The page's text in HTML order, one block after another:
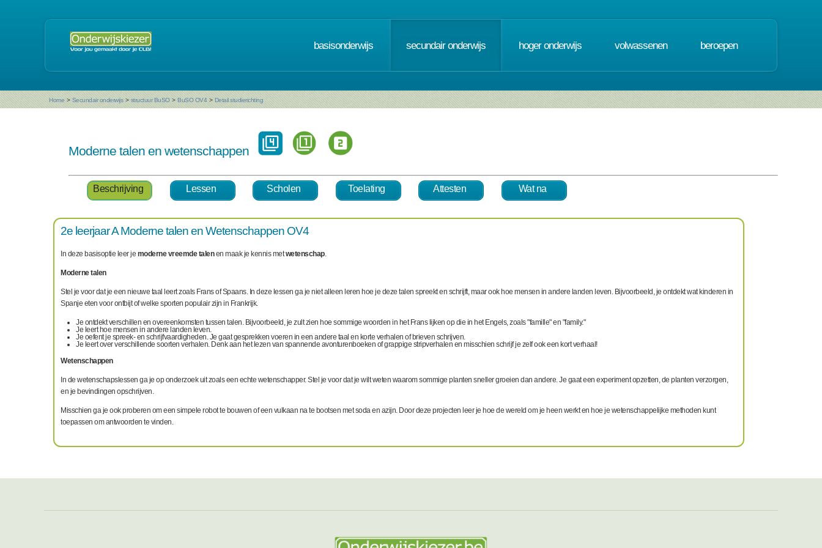
basisonderwijs secundair onderwijs hoger onderwijs volwassenen beroepen
Home > Secundair onderwijs > structuur BuSO > BuSO OV4 > Detail studierichting
Moderne talen en wetenschappen
Beschrijving Lessen Scholen Toelating Attesten Wat na
2e leerjaar A Moderne talen en Wetenschappen OV4
In deze basisoptie leer je moderne vreemde talenen maak je kennis metwetenschap.
Moderne talen
Stel je voor dat je een nieuwe taal leert zoals Frans of Spaans. In deze lessen ga je niet alleen leren hoe je deze talen spreekt en schrijft, maar ook hoe mensen in andere landen leven. Bijvoorbeeld, je ontdekt wat kinderen in
Spanje eten voor ontbijt of welke sporten populair zijn in Frankrijk.
Je ontdekt verschillen en overeenkomsten tussen talen. Bijvoorbeeld, je zult zien hoe sommige woorden in het Frans lijken op die in het Engels, zoals "famille" en "family."
Je leert hoe mensen in andere landen leven.
Je oefent je spreek- en schrijfvaardigheden. Je gaat gesprekken voeren in een andere taal en korte verhalen of brieven schrijven.
Je leert over verschillende soorten verhalen. Denk aan het lezen van spannende avonturenboeken of grappige stripverhalen en misschien schrijf je zelf ook een kort verhaal!
Wetenschappen
In de wetenschapslessen ga je op onderzoek uit zoals een echte wetenschapper. Stel je voor dat je wilt weten waarom sommige planten sneller groeien dan andere. Je gaat een experiment opzetten, de planten verzorgen,
en je bevindingen opschrijven.
Misschien ga je ook proberen om een simpele robot te bouwen of een vulkaan na te bootsen met soda en azijn. Door deze projecten leer je hoe de wereld om je heen werkt en hoe je wetenschappelijke methoden kunt
toepassen om antwoorden te vinden.